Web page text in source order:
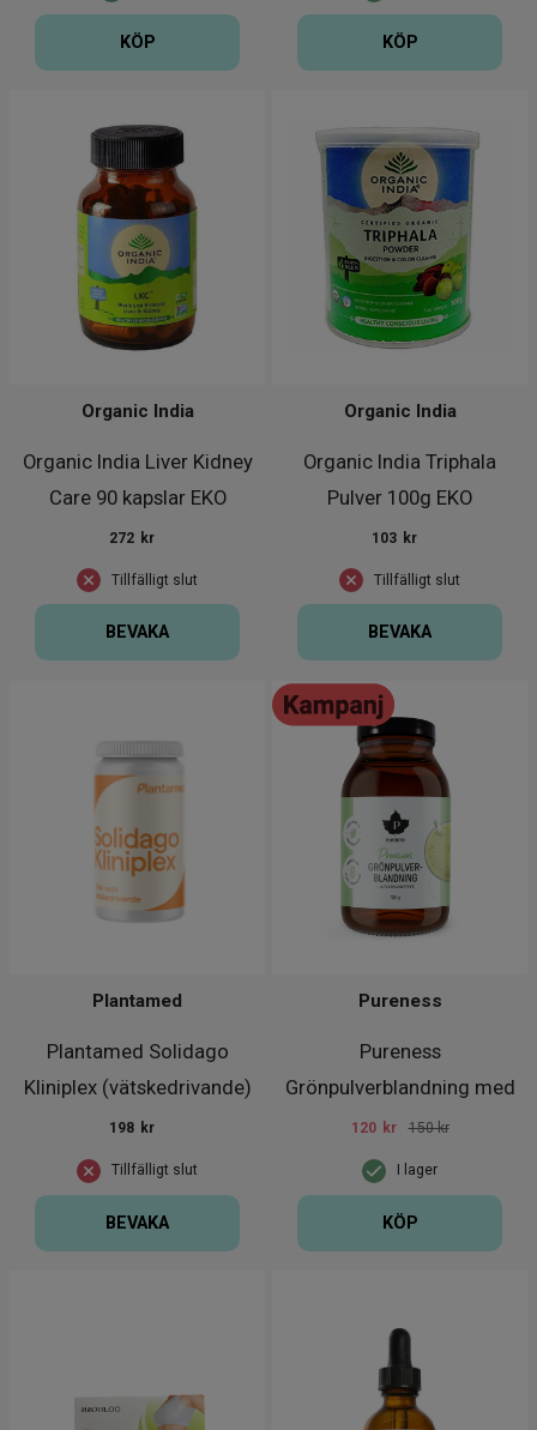
KÖP KÖP
Organic India Liver Kidney
Care 90 kapslar EKO
Organic India
Tillfälligt slut
272 kr
BEVAKA
Organic India Triphala
Pulver 100g EKO
Organic India
Tillfälligt slut
103 kr
BEVAKA
Plantamed Solidago
Kliniplex (vätskedrivande)
90 t
Plantamed
Tillfälligt slut
198 kr
BEVAKA
Pureness
Grönpulverblandning med
mjölksyrabakterie
Pureness
I lager
120 kr 150 kr
KÖP